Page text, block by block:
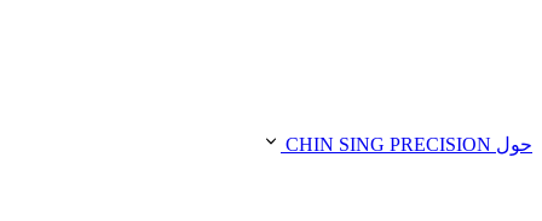
حول CHIN SING PRECISION